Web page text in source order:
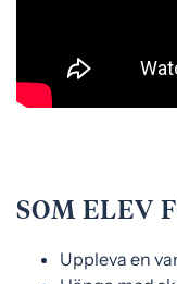
SOM ELEV
Uppleva en